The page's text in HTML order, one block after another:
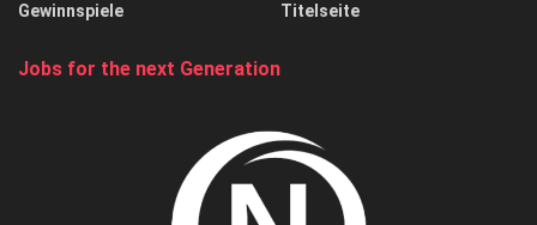
Gewinnspiele
Titelseite
Jobs for the next Generation